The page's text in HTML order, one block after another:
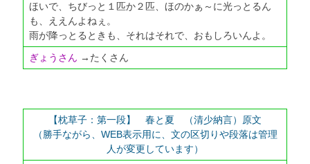
ほいで、ちびっと１匹か２匹、ほのかぁ～に光っとるん
も、ええんよねぇ。
雨が降っとるときも、それはそれで、おもしろいんよ。
ぎょうさん →たくさん
【枕草子：第一段】 春と夏 （清少納言）原文
（勝手ながら、WEB表示用に、文の区切りや段落は管理
人が変更しています）